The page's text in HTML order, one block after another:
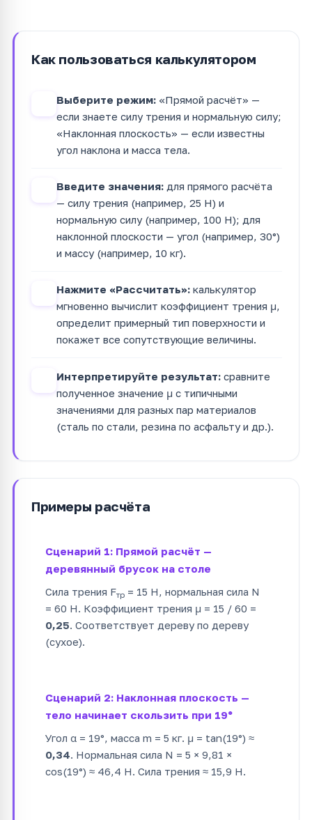
Как пользоваться калькулятором
Выберите режим: «Прямой расчёт» —
если знаете силу трения и нормальную силу;
«Наклонная плоскость» — если известны
угол наклона и масса тела.
Введите значения: для прямого расчёта
— силу трения (например, 25 Н) и
нормальную силу (например, 100 Н); для
наклонной плоскости — угол (например, 30°)
и массу (например, 10 кг).
Нажмите «Рассчитать»: калькулятор
мгновенно вычислит коэффициент трения μ,
определит примерный тип поверхности и
покажет все сопутствующие величины.
Интерпретируйте результат: сравните
полученное значение μ с типичными
значениями для разных пар материалов
(сталь по стали, резина по асфальту и др.).
Примеры расчёта
Сценарий 1: Прямой расчёт —
деревянный брусок на столе
Сила трения Fтр = 15 Н, нормальная сила N
= 60 Н. Коэффициент трения μ = 15 / 60 =
0,25. Соответствует дереву по дереву
(сухое).
Сценарий 2: Наклонная плоскость —
тело начинает скользить при 19°
Угол α = 19°, масса m = 5 кг. μ = tan(19°) ≈
0,34. Нормальная сила N = 5 × 9,81 ×
cos(19°) ≈ 46,4 Н. Сила трения ≈ 15,9 Н.